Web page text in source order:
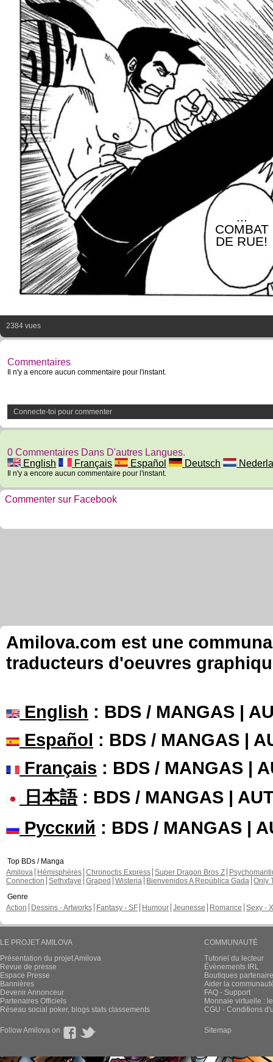
...
COMBAT
DE RUE!
2384 vues
Commentaires
Il n'y a encore aucun commentaire pour l'instant.
Connecte-toi pour commenter
0 Commentaires Dans D'autres Langues.
English
Français Español Deutsch
Il n'y a encore aucun commentaire pour l'instant.
Commenter sur Facebook
Amilova.com est une
traducteurs d'oeuvres
English : BDS / MANGAS |
Español : BDS / MANGAS |
Français : BDS / MANGAS |
日本語: BDS / MANGAS |
Русский : BDS / MANGAS |
Top BDs / Manga
Amilova
Hémisphères Chronoctis Express Super Dragon Bros Z
Connection Sethxfaye Graped Wisteria Bienvenidos A República Gada Only
Genre
Action
Dessins - Artworks Fantasy - SF Humour Jeunesse Romance Sexy -
LE PROJET AMILOVA
Présentation du projet Amilova
Revue de presse
Espace Presse
Bannières
Devenir Annonceur
Partenaires Officiels
Réseau social poker, blogs stats classements
COMMUNAUTÉ
Tutoriel du lecteur
Évènements IRL
Boutiques
Aider la
FAQ - Support
Monnaie virtuelle :
CGU - Conditions
Follow Amilova on Sitemap